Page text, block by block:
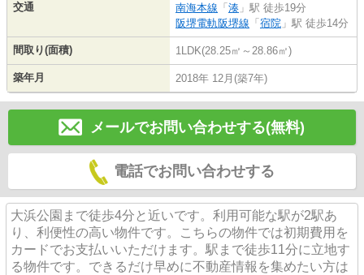
交通
南海本線 「 湊 」駅 徒歩19分
阪堺電軌阪堺線 「 宿院 」駅 徒歩14分
間取り(面積) 1LDK(28.25㎡～28.86㎡)
築年月 2018年 12月(築7年)
メールでお問い合わせする(無料)
電話でお問い合わせする
大浜公園まで徒歩4分と近いです。利用可能な駅が2駅あ
り、利便性の高い物件です。こちらの物件では初期費用を
カードでお支払いいただけます。駅まで徒歩11分に立地す
る物件です。できるだけ早めに不動産情報を集めたい方は